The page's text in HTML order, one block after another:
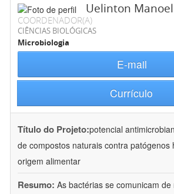
Uelinton
COORDENADOR(A)
CIÊNCIAS BIOLÓGICAS
Microbiologia
E-mail
Currículo
Título do Projeto:potencial
de compostos naturais contra patógenos
origem alimentar
Resumo: As bactérias se comunicam de